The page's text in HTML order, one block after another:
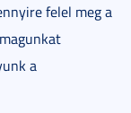
felel meg a
a